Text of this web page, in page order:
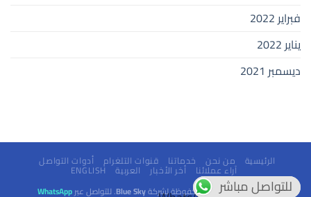
فبراير 2022
يناير 2022
ديسمبر 2021
الرئيسية من نحن خدماتنا قنوات التلغرام أدوات التواصل
آراء عملائنا أخر الأخبار العربية ENGLISH
© 2025 جميع الحقوق محفوظة لشركة Blue Sky. للتواصل عبرWhatsApp للتواصل مباشر
للتواصل مباشر